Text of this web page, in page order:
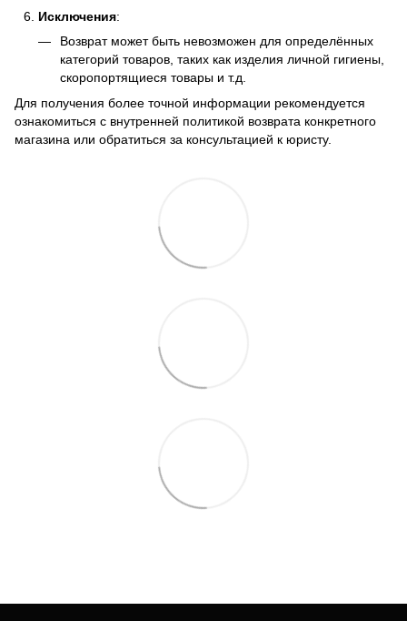
Исключения:
Возврат может быть невозможен для определённых
категорий товаров, таких как изделия личной гигиены,
скоропортящиеся товары и т.д.
Для получения более точной информации рекомендуется
ознакомиться с внутренней политикой возврата конкретного
магазина или обратиться за консультацией к юристу.